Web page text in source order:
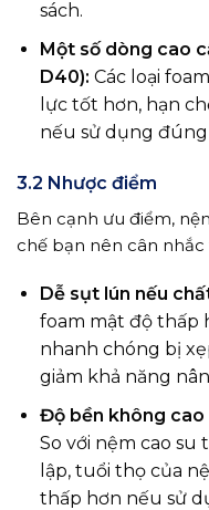
sách.
Một số dòng cao
D40): Các loại
lực tốt hơn, hạn
nếu sử dụng đúng
3.2 Nhược điểm
Bên cạnh ưu điểm,
chế bạn nên cân
Dễ sụt lún nếu
foam mật độ thấp
nhanh chóng bị
giảm khả năng
Độ bền không cao
So với nệm cao
lập, tuổi thọ của
thấp hơn nếu sử